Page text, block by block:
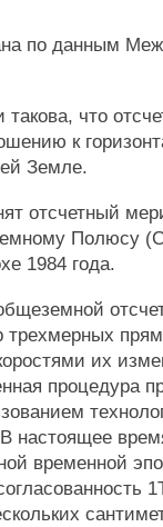
по данным
что
к
Земле.
отсчетный
Полюсу
1984 года.
трехмерных
их
процедура
настоящее
временной